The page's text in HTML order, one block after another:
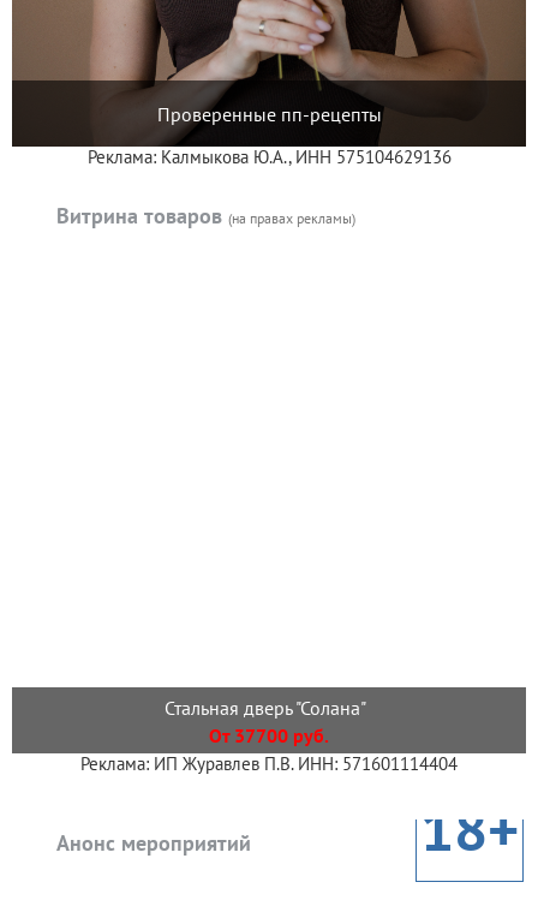
Проверенные пп-рецепты
Реклама: Калмыкова Ю.А., ИНН 575104629136
Витрина товаров (на правах рекламы)
Стальная дверь "Солана"
От 37700 руб.
Реклама: ИП Журавлев П.В. ИНН: 571601114404
Анонс мероприятий 18+